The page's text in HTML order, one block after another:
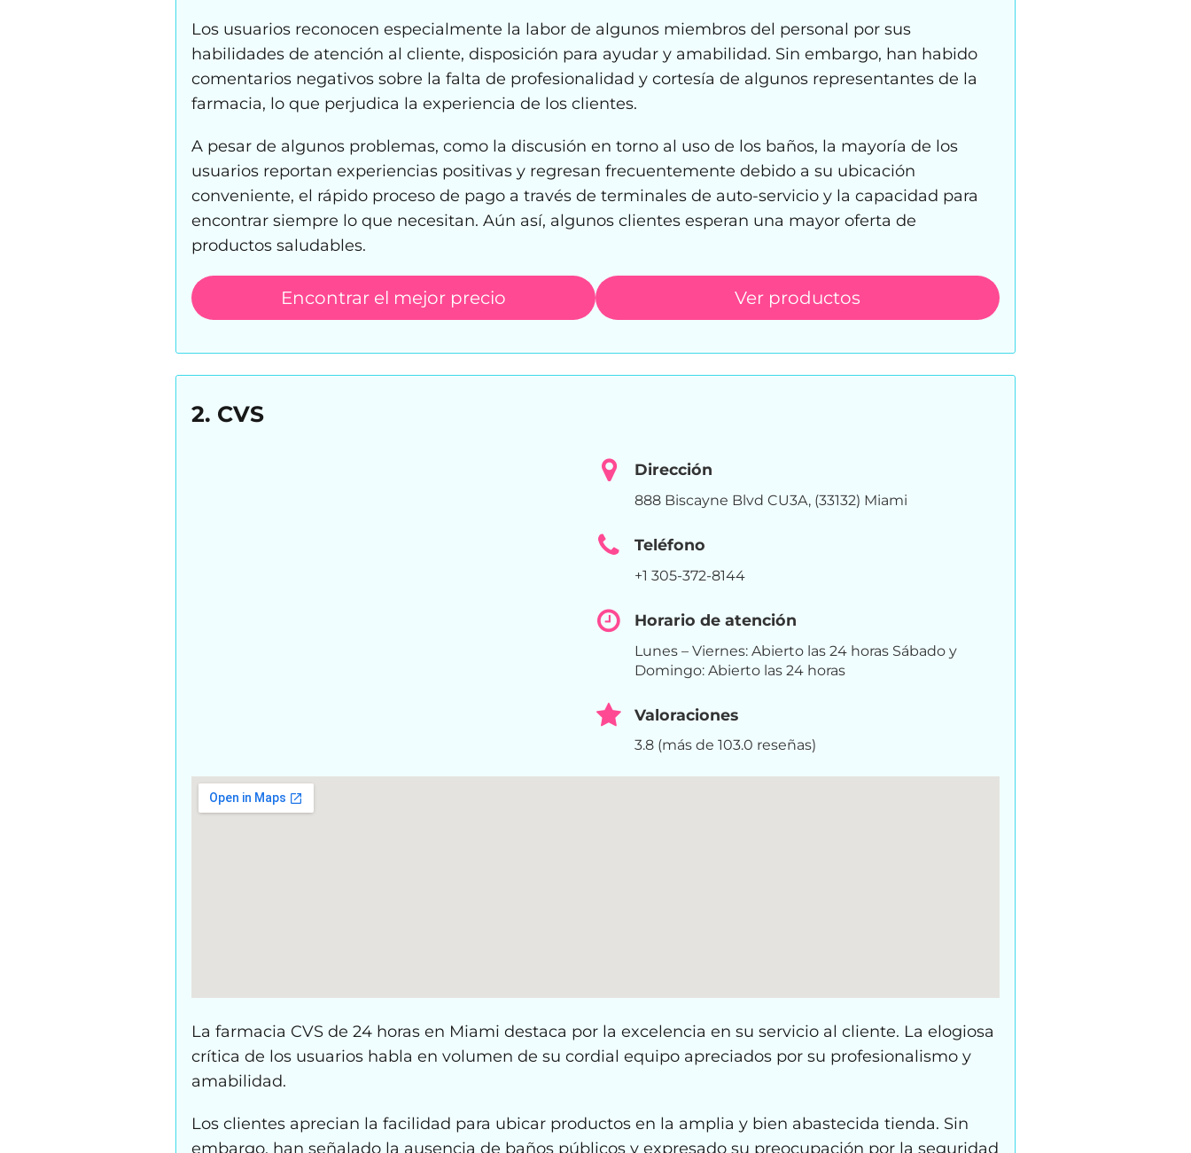
Los usuarios reconocen especialmente la labor de algunos miembros del personal por sus
habilidades de atención al cliente, disposición para ayudar y amabilidad. Sin embargo, han habido
comentarios negativos sobre la falta de profesionalidad y cortesía de algunos representantes de la
farmacia, lo que perjudica la experiencia de los clientes.
A pesar de algunos problemas, como la discusión en torno al uso de los baños, la mayoría de los
usuarios reportan experiencias positivas y regresan frecuentemente debido a su ubicación
conveniente, el rápido proceso de pago a través de terminales de auto-servicio y la capacidad para
encontrar siempre lo que necesitan. Aún así, algunos clientes esperan una mayor oferta de
productos saludables.
Encontrar el mejor precio Ver productos
2. CVS
Dirección
888 Biscayne Blvd CU3A, (33132) Miami
Teléfono
+1 305-372-8144
Horario de atención
Lunes – Viernes: Abierto las 24 horas Sábado y
Domingo: Abierto las 24 horas
Valoraciones
3.8 (más de 103.0 reseñas)
La farmacia CVS de 24 horas en Miami destaca por la excelencia en su servicio al cliente. La elogiosa
crítica de los usuarios habla en volumen de su cordial equipo apreciados por su profesionalismo y
amabilidad.
Los clientes aprecian la facilidad para ubicar productos en la amplia y bien abastecida tienda. Sin
embargo, han señalado la ausencia de baños públicos y expresado su preocupación por la seguridad